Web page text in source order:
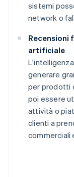
sistemi
network o
Recensioni
artificiale
generare
per prodotti
poi essere
attività o
clienti a
commerciali